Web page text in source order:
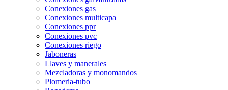
Conexiones gas
Conexiones multicapa
Conexiones ppr
Conexiones pvc
Conexiones riego
Jaboneras
Llaves y manerales
Mezcladoras y monomandos
Plomeria-tubo